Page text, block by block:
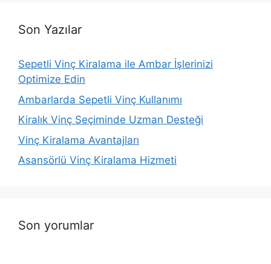
Son Yazılar
Sepetli Vinç Kiralama ile Ambar İşlerinizi
Optimize Edin
Ambarlarda Sepetli Vinç Kullanımı
Kiralık Vinç Seçiminde Uzman Desteği
Vinç Kiralama Avantajları
Asansörlü Vinç Kiralama Hizmeti
Son yorumlar